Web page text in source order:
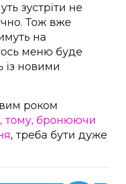
зустріти не
Тож вже
на
меню буде
із новими
роком
тому, бронюючи
, треба бути дуже